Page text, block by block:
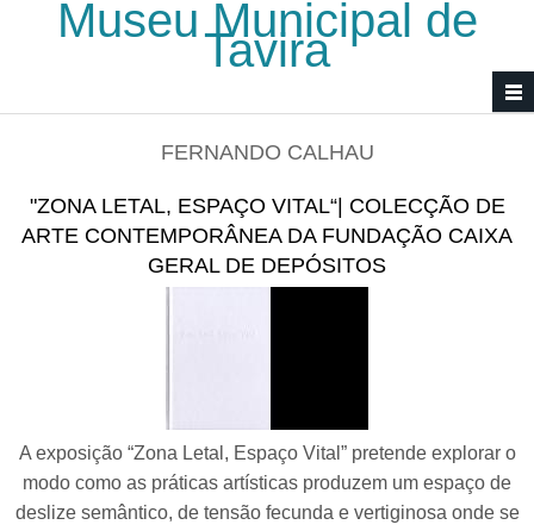
Passar para o conteúdo principal
Museu Municipal de
Tavira
FERNANDO CALHAU
"ZONA LETAL, ESPAÇO VITAL“| COLECÇÃO DE
ARTE CONTEMPORÂNEA DA FUNDAÇÃO CAIXA
GERAL DE DEPÓSITOS
A exposição “Zona Letal, Espaço Vital” pretende explorar o
modo como as práticas artísticas produzem um espaço de
deslize semântico, de tensão fecunda e vertiginosa onde se